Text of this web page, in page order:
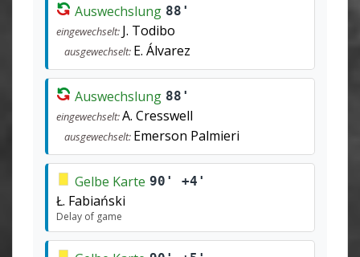
Auswechslung 88'
eingewechselt: J. Todibo
ausgewechselt: E. Álvarez
Auswechslung 88'
eingewechselt:A. Cresswell
ausgewechselt: Emerson Palmieri
Gelbe Karte 90' +4'
Ł. Fabiański
Delay of game